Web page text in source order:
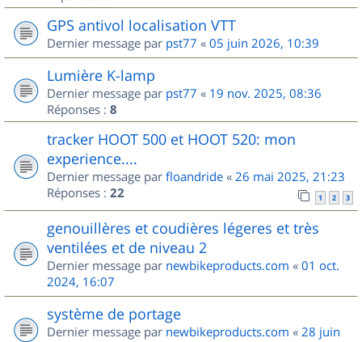
GPS antivol localisation VTT
Dernier message par pst77 « 05 juin 2026, 10:39
Lumière K-lamp
Dernier message par pst77 « 19 nov. 2025, 08:36
Réponses : 8
tracker HOOT 500 et HOOT 520: mon
experience....
Dernier message par floandride « 26 mai 2025, 21:23
Réponses : 22 1 2 3
genouillères et coudières légeres et très
ventilées et de niveau 2
Dernier message par newbikeproducts.com « 01 oct.
2024, 16:07
système de portage
Dernier message par newbikeproducts.com « 28 juin